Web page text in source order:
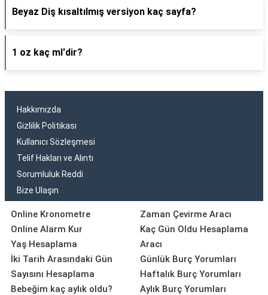
Beyaz Diş kısaltılmış versiyon kaç sayfa?
1 oz kaç ml'dir?
Hakkımızda
Gizlilik Politikası
Kullanıcı Sözleşmesi
Telif Hakları ve Alıntı
Sorumluluk Reddi
Bize Ulaşın
Online Kronometre
Online Alarm Kur
Yaş Hesaplama
İki Tarih Arasındaki Gün
Sayısını Hesaplama
Bebeğim kaç aylık oldu?
Zaman Çevirme Aracı
Kaç Gün Oldu Hesaplama
Aracı
Günlük Burç Yorumları
Haftalık Burç Yorumları
Aylık Burç Yorumları